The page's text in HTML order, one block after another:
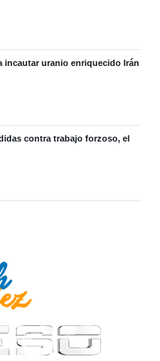
incautar uranio enriquecido Irán
contra trabajo forzoso, el